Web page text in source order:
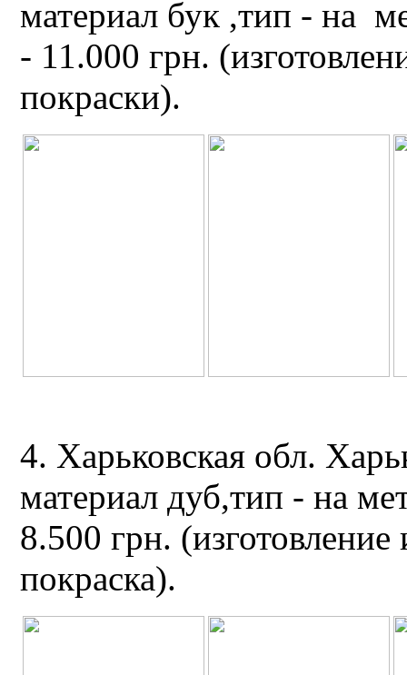
материал бук ,тип - на
- 11.000 грн.
покраски).
4. Харьковская обл.
материал дуб,тип - на
8.500 грн. (изготовление
покраска).